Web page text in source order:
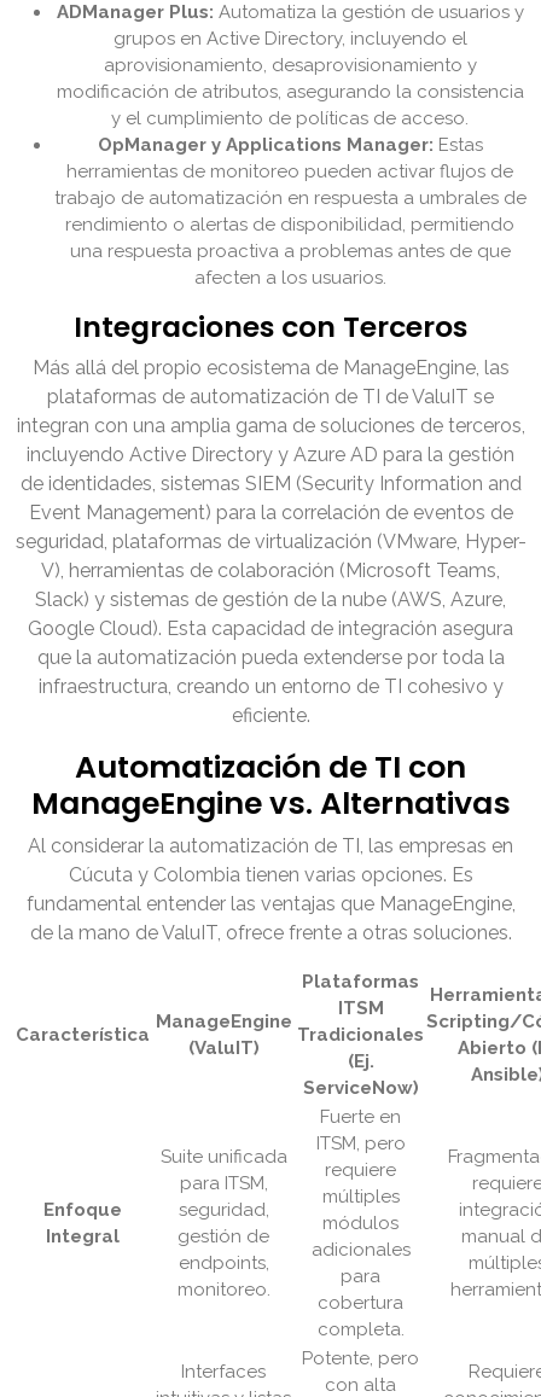
ADManager Plus: Automatiza la gestión de usuarios y
grupos en Active Directory, incluyendo el
aprovisionamiento, desaprovisionamiento y
modificación de atributos, asegurando la consistencia
y el cumplimiento de políticas de acceso.
OpManager y Applications Manager: Estas
herramientas de monitoreo pueden activar flujos de
trabajo de automatización en respuesta a umbrales de
rendimiento o alertas de disponibilidad, permitiendo
una respuesta proactiva a problemas antes de que
afecten a los usuarios.
Integraciones con Terceros
Más allá del propio ecosistema de ManageEngine, las
plataformas de automatización de TI de ValuIT se
integran con una amplia gama de soluciones de terceros,
incluyendo Active Directory y Azure AD para la gestión
de identidades, sistemas SIEM (Security Information and
Event Management) para la correlación de eventos de
seguridad, plataformas de virtualización (VMware, Hyper-
V), herramientas de colaboración (Microsoft Teams,
Slack) y sistemas de gestión de la nube (AWS, Azure,
Google Cloud). Esta capacidad de integración asegura
que la automatización pueda extenderse por toda la
infraestructura, creando un entorno de TI cohesivo y
eficiente.
Automatización de TI con
ManageEngine vs. Alternativas
Al considerar la automatización de TI, las empresas en
Cúcuta y Colombia tienen varias opciones. Es
fundamental entender las ventajas que ManageEngine,
de la mano de ValuIT, ofrece frente a otras soluciones.
Característica
ManageEngine
(ValuIT)
Plataformas
ITSM
Tradicionales
(Ej.
ServiceNow)
Scripting/
Abierto
Enfoque
Integral
Suite unificada
para ITSM,
seguridad,
gestión de
endpoints,
monitoreo.
Fuerte en
ITSM, pero
requiere
múltiples
módulos
adicionales
para
cobertura
completa.
manual
Interfaces
Potente, pero
con alta